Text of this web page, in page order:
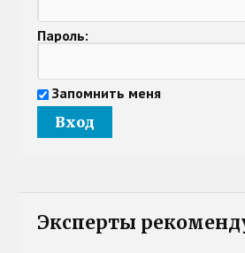
Пароль:
Запомнить меня
Эксперты